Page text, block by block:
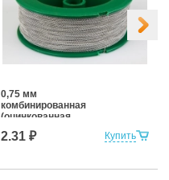
Купить
0,75 мм
комбинированная
(оцинкованная
+нержавеющая сталь)
2.31 ₽